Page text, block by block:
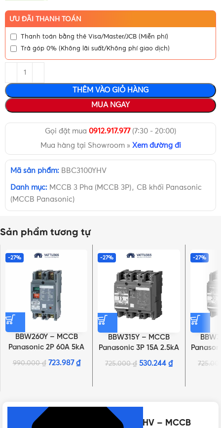
ƯU ĐÃI THANH TOÁN
Thanh toán bằng thẻ Visa/Master/JCB (Miễn phí)
Trả góp 0% (Không lãi suất/Không phí giao dịch)
THÊM VÀO GIỎ HÀNG
MUA NGAY
Gọi đặt mua 0912.917.977(7:30 - 20:00)
Mua hàng tại Showroom » Xem đường đi
Mã sản phẩm: BBC3100YHV
Danh mục: MCCB 3 Pha (MCCB 3P), CB khối Panasonic
(MCCB Panasonic)
Sản phẩm tương tự
-27%
BBW260Y – MCCB
Panasonic 2P 60A 5kA
220VAC
990.000₫ 723.987 ₫
-27%
BBW315Y – MCCB
Panasonic 3P 15A 2.5kA
220VAC
725.000₫ 530.244₫
-27%
Thông số kỹ thuật của BBC3100YHV – MCCB